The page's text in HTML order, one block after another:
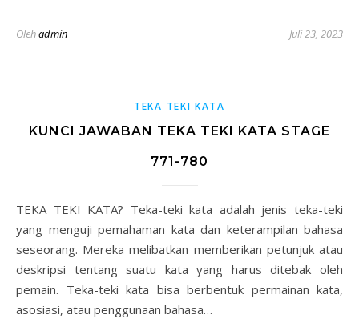
Olehadmin Juli 23, 2023
TEKA TEKI KATA
KUNCI JAWABAN TEKA TEKI KATA STAGE
771-780
TEKA TEKI KATA? Teka-teki kata adalah jenis teka-teki
yang menguji pemahaman kata dan keterampilan bahasa
seseorang. Mereka melibatkan memberikan petunjuk atau
deskripsi tentang suatu kata yang harus ditebak oleh
pemain. Teka-teki kata bisa berbentuk permainan kata,
asosiasi, atau penggunaan bahasa…